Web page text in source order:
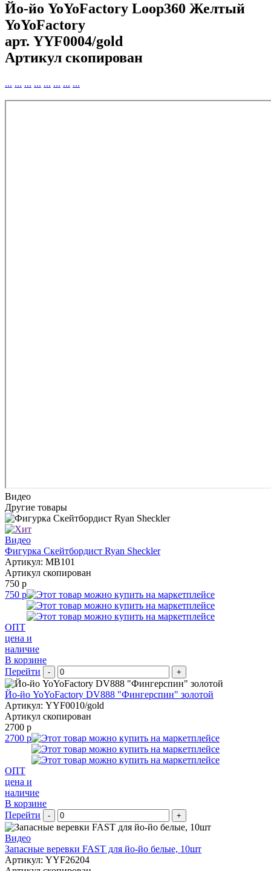
Йо-йо YoYoFactory Loop360 Желтый
YoYoFactory
арт. YYF0004/gold
Артикул скопирован
... ... ... ... ... ... ... ...
Видео
Другие товары
Видео
Фигурка Скейтбордист Ryan Sheckler
Артикул: MB101
Артикул скопирован
750 р
750 р
ОПТ
цена и
наличие
В корзине
Перейти
- +
Йо-йо YoYoFactory DV888 "Фингерспин" золотой
Артикул: YYF0010/gold
Артикул скопирован
2700 р
2700 р
ОПТ
цена и
наличие
В корзине
Перейти
- +
Видео
Запасные веревки FAST для йо-йо белые, 10шт
Артикул: YYF26204